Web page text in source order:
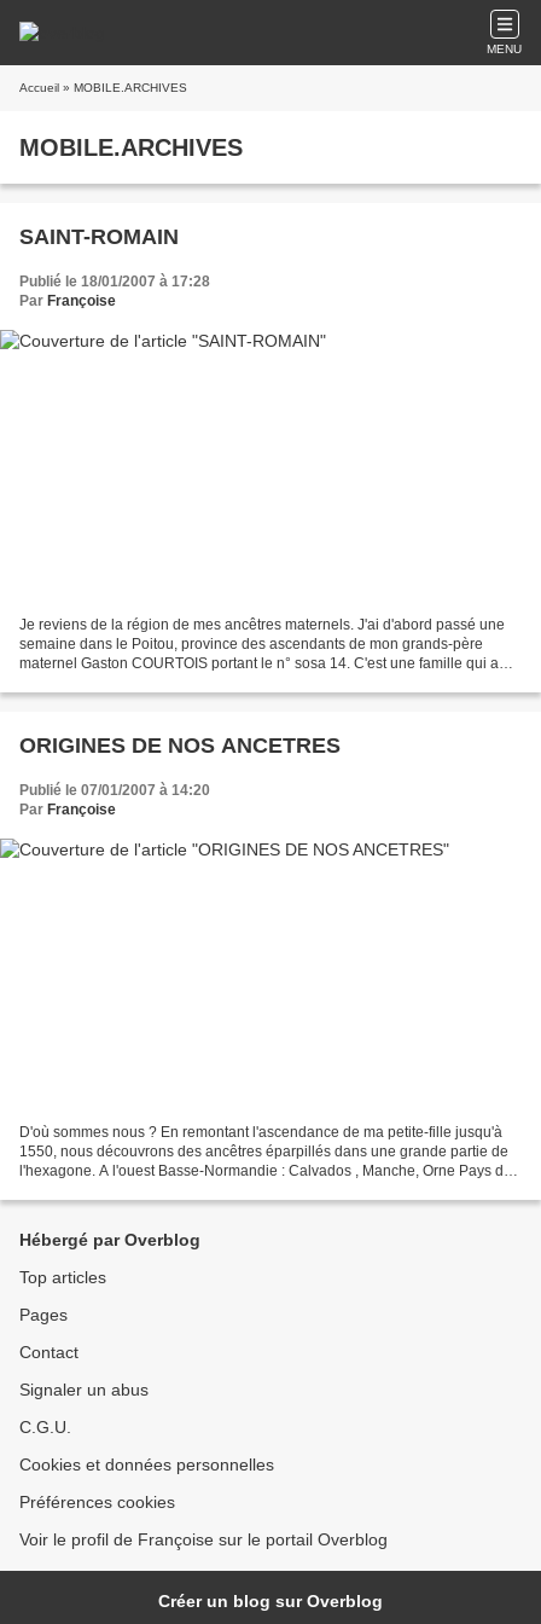
MENU
Accueil » MOBILE.ARCHIVES
MOBILE.ARCHIVES
SAINT-ROMAIN
Publié le 18/01/2007 à 17:28
Par Françoise
Je reviens de la région de mes ancêtres maternels. J'ai d'abord passé une
semaine dans le Poitou, province des ascendants de mon grands-père
maternel Gaston COURTOIS portant le n° sosa 14. C'est une famille qui a
ORIGINES DE NOS ANCETRES
Publié le 07/01/2007 à 14:20
Par Françoise
D'où sommes nous ? En remontant l'ascendance de ma petite-fille jusqu'à
1550, nous découvrons des ancêtres éparpillés dans une grande partie de
l'hexagone. A l'ouest Basse-Normandie : Calvados , Manche, Orne Pays de
Hébergé par Overblog
Top articles
Pages
Contact
Signaler un abus
C.G.U.
Cookies et données personnelles
Préférences cookies
Voir le profil de Françoise sur le portail Overblog
Créer un blog sur Overblog